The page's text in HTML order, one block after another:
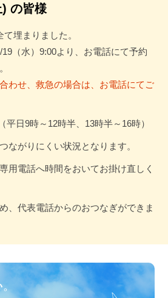
の皆様
埋まりました。
（水）9:00より、お電話にて予約
わせ、救急の場合は、お電話にてご
平日9時～12時半、13時半～16時）
ながりにくい状況となります。
用電話へ時間をおいてお掛け直しく
、代表電話からのおつなぎができま